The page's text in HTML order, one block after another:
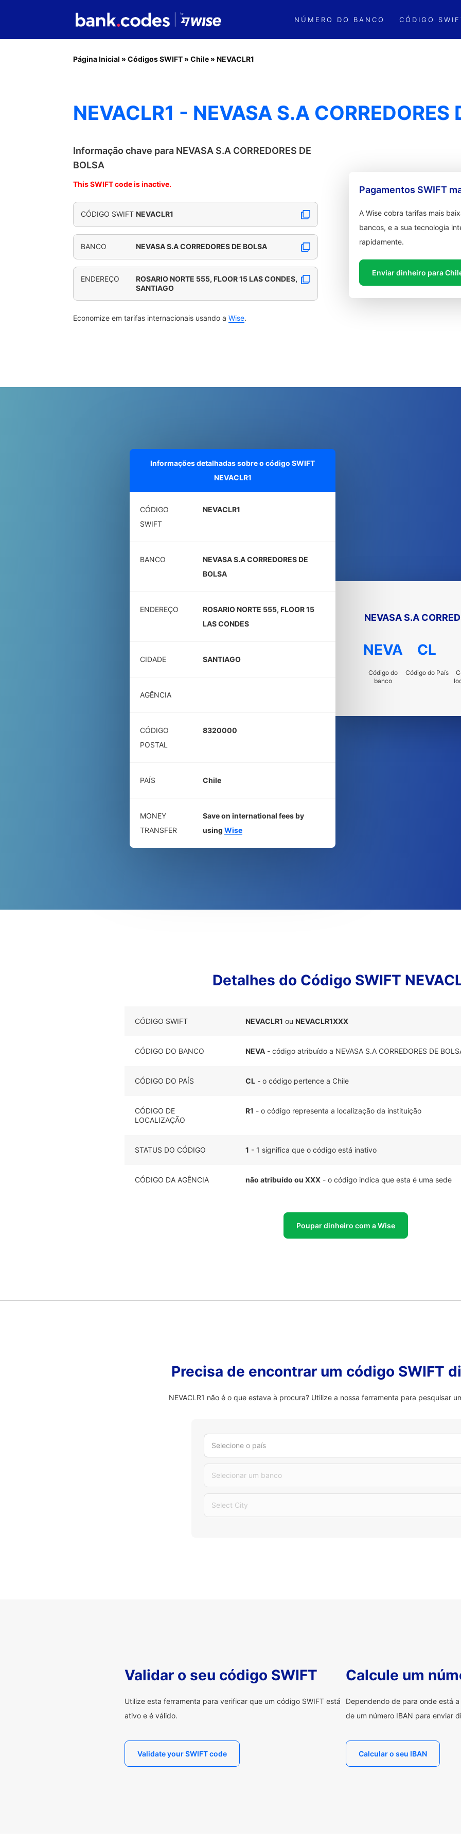
NÚMERO DO BANCO CÓDIGO
Página Inicial » Códigos SWIFT » Chile » NEVACLR1
NEVACLR1 - NEVASA S.A CORREDORES
Informação chave para NEVASA S.A CORREDORES DE
BOLSA
This SWIFT code is inactive.
CÓDIGO SWIFT NEVACLR1
BANCO NEVASA S.A CORREDORES DE BOLSA
ENDEREÇO
ROSARIO NORTE 555, FLOOR 15 LAS CONDES,
SANTIAGO
Economize em tarifas internacionais usando a Wise.
Pagamentos SWIFT
A Wise cobra tarifas mais
bancos, e a sua tecnologia
rapidamente.
Enviar dinheiro para
Informações detalhadas sobre o código SWIFT
NEVACLR1
CÓDIGO
SWIFT
NEVACLR1
BANCO
NEVASA S.A CORREDORES DE
BOLSA
ENDEREÇO
ROSARIO NORTE 555, FLOOR 15
LAS CONDES
CIDADE SANTIAGO
AGÊNCIA
CÓDIGO
POSTAL
8320000
PAÍS Chile
MONEY
TRANSFER
Save on international fees by
using Wise
NEVASA S.A
NEVA
Código do
banco
CL
Código do País
Detalhes do Código SWIFT
CÓDIGO SWIFT NEVACLR1 ou NEVACLR1XXX
CÓDIGO DO BANCO NEVA - código atribuído a NEVASA S.A CORREDORES DE
CÓDIGO DO PAÍS CL - o código pertence a Chile
CÓDIGO DE
LOCALIZAÇÃO
R1 - o código representa a localização da instituição
STATUS DO CÓDIGO 1 - 1 significa que o código está inativo
CÓDIGO DA AGÊNCIA não atribuído ou XXX - o código indica que esta é uma sede
Poupar dinheiro com a Wise
Precisa de encontrar um código SWIFT
NEVACLR1 não é o que estava à procura? Utilize a nossa ferramenta para pesquisar
Selecione o país
Selecionar um banco
Select City
Validar o seu código SWIFT
Utilize esta ferramenta para verificar que um código SWIFT está
ativo e é válido.
Validate your SWIFT code
Calcule um
Dependendo de para onde está
de um número IBAN para enviar
Calcular o seu IBAN